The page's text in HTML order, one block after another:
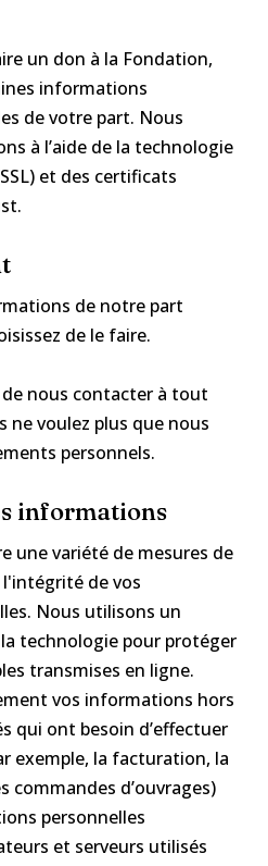
un don à la Fondation,
informations
de votre part. Nous
à l’aide de la technologie
et des certificats
de notre part
de le faire.
nous contacter à tout
ne voulez plus que nous
personnels.
informations
une variété de mesures de
de vos
Nous utilisons un
technologie pour protéger
transmises en ligne.
vos informations hors
qui ont besoin d’effectuer
exemple, la facturation, la
commandes d’ouvrages)
personnelles
et serveurs utilisés